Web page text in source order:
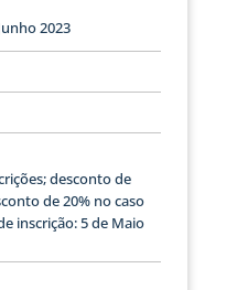
2023
desconto de
de 20% no caso
inscrição: 5 de Maio